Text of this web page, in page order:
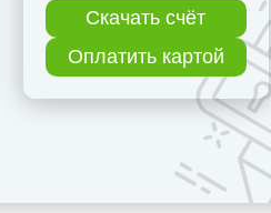
Скачать счёт
Оплатить картой